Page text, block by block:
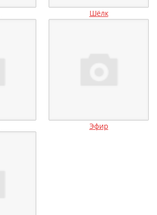
Шёлк
Эфир